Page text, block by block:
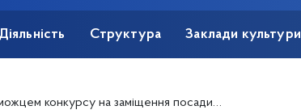
Діяльність Структура Заклади культури
на заміщення посади ректора Київської муніципальної академії естрадного та циркового мистецтв визначено Яковлева Олександра Вікторовича